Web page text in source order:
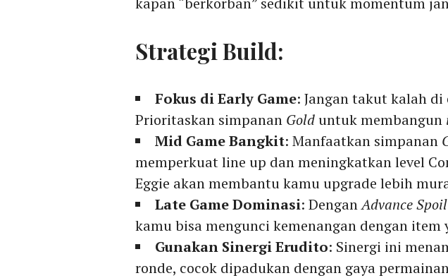
Strategi Build:
Fokus di Early Game: Jangan takut kalah di
Prioritaskan simpanan Gold untuk membangun
Mid Game Bangkit: Manfaatkan simpanan
memperkuat line up dan meningkatkan level
Eggie akan membantu kamu upgrade lebih
Late Game Dominasi: DenganAdvance
kamu bisa mengunci kemenangan dengan item
Gunakan Sinergi Erudito: Sinergi ini
ronde, cocok dipadukan dengan gaya